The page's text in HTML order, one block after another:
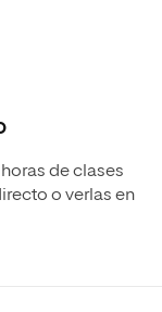
de clases
o verlas en